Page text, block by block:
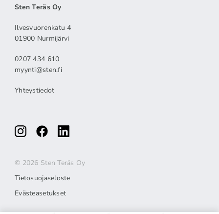
Sten Teräs Oy
Ilvesvuorenkatu 4
01900 Nurmijärvi
0207 434 610
myynti@sten.fi
Yhteystiedot
© 2026 Sten Teräs Oy
Tietosuojaseloste
Evästeasetukset